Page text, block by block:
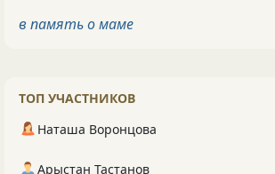
в память о маме
ТОП УЧАСТНИКОВ
Наташа Воронцова
Арыстан Тастанов